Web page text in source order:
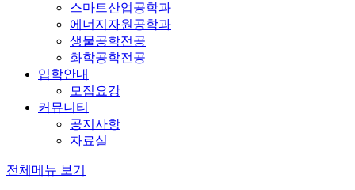
스마트산업공학과
에너지자원공학과
생물공학전공
화학공학전공
입학안내
모집요강
커뮤니티
공지사항
자료실
전체메뉴 보기